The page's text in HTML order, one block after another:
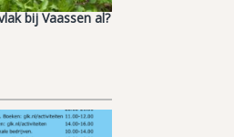
bij Vaassen al?